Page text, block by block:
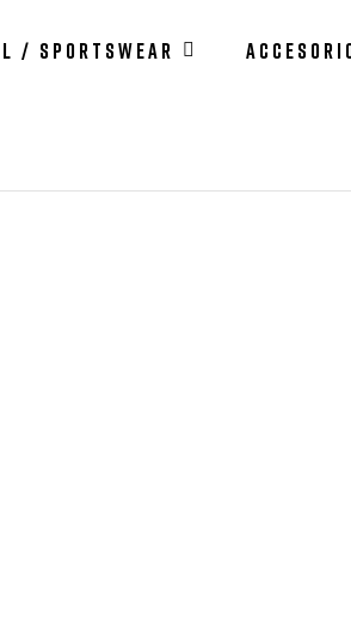
/ SPORTSWEAR